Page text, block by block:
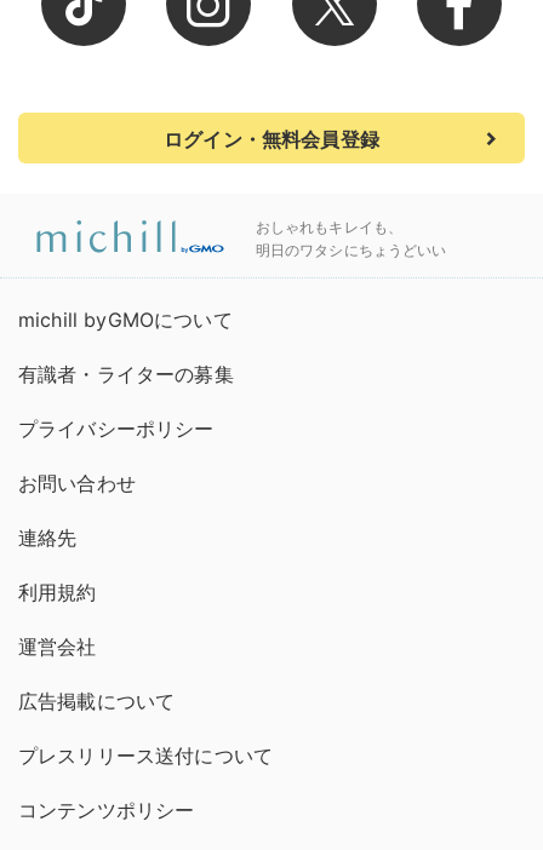
ログイン・無料会員登録
おしゃれもキレイも、
明日のワタシにちょうどいい
michill byGMOについて
有識者・ライターの募集
プライバシーポリシー
お問い合わせ
連絡先
利用規約
運営会社
広告掲載について
プレスリリース送付について
コンテンツポリシー